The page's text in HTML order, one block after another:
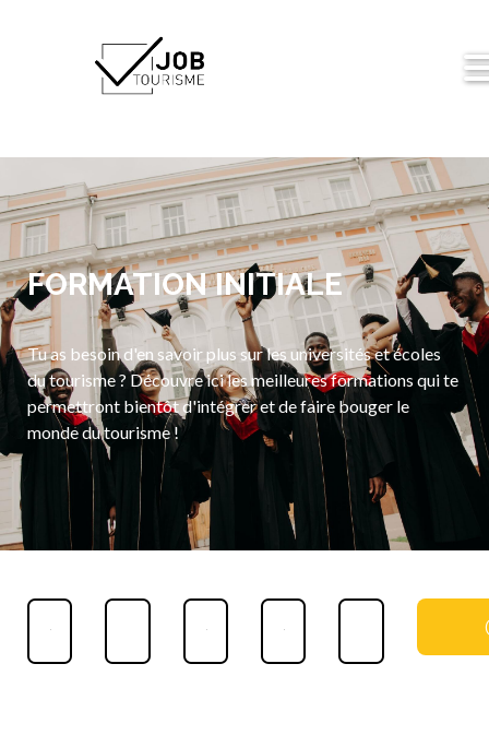
FORMATION INITIALE
Tu as besoin d'en savoir plus sur les universités et écoles
du tourisme ? Découvre ici les meilleures formations qui te
permettront bientôt d'intégrer et de faire bouger le
monde du tourisme !